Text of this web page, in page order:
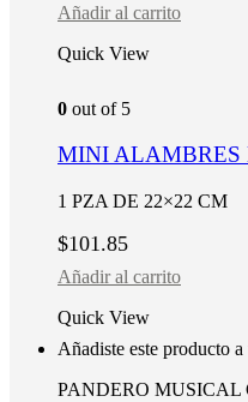
Añadir al carrito
Quick View
0 out of 5
MINI ALAMBRES
1 PZA DE 22×22 CM
$101.85
Añadir al carrito
Quick View
Añadiste este producto
PANDERO MUSICAL